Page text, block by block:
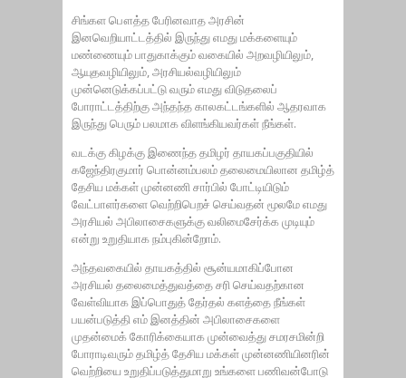
சிங்கள பௌத்த பேரினவாத அரசின்
இனவெறியாட்டத்தில் இருந்து எமது மக்களையும்
மண்ணையும் பாதுகாக்கும் வகையில் அறவழியிலும்,
ஆயுதவழியிலும், அரசியல்வழியிலும்
முன்னெடுக்கப்பட்டு வரும் எமது விடுதலைப்
போராட்டத்திற்கு அந்தந்த காலகட்டங்களில் ஆதரவாக
இருந்து பெரும் பலமாக விளங்கியவர்கள் நீங்கள்.
வடக்கு கிழக்கு இணைந்த தமிழர் தாயகப்பகுதியில்
கஜேந்திரகுமார் பொன்னம்பலம் தலைமையிலான தமிழ்த்
தேசிய மக்கள் முன்னணி சார்பில் போட்டியிடும்
வேட்பாளர்களை வெற்றிபெறச் செய்வதன் மூலமே எமது
அரசியல் அபிலாசைகளுக்கு வலிமைசேர்க்க முடியும்
என்று உறுதியாக நம்புகின்றோம்.
அந்தவகையில் தாயகத்தில் சூன்யமாகிப்போன
அரசியல் தலைமைத்துவத்தை சரி செய்வதற்கான
வேள்வியாக இப்பொதுத் தேர்தல் களத்தை நீங்கள்
பயன்படுத்தி எம் இனத்தின் அபிலாசைகளை
முதன்மைக் கோரிக்கையாக முன்வைத்து சமரசமின்றி
போராடிவரும் தமிழ்த் தேசிய மக்கள் முன்னணியினரின்
வெற்றியை உறுதிப்படுத்துமாறு உங்களை பணிவன்போடு